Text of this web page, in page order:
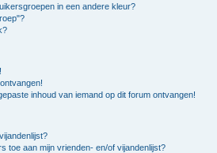
in een andere kleur?
inhoud van iemand op dit forum ontvangen!
toe aan mijn vrienden- en/of vijandenlijst?